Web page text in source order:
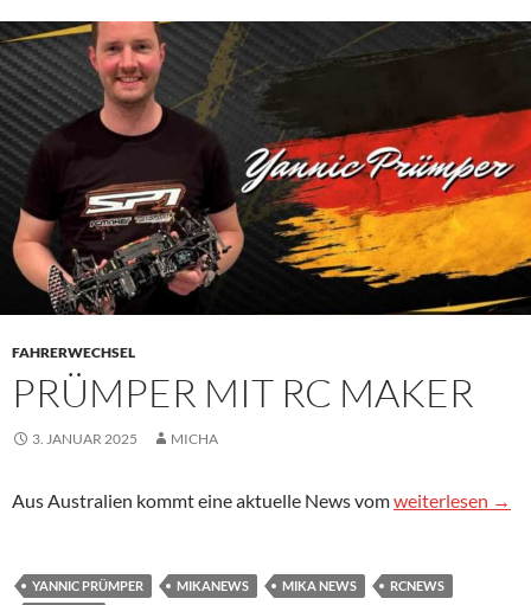
FAHRERWECHSEL
PRÜMPER MIT RC MAKER
3. JANUAR 2025 MICHA
Aus Australien kommt eine aktuelle News vomPrümper mit RC
weiterlesen →
YANNIC PRÜMPER MIKANEWS MIKA NEWS
RCNEWS